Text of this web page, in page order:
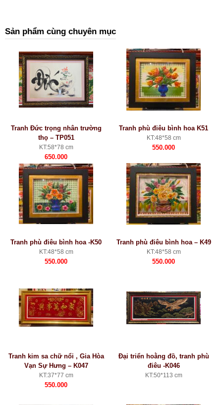
Sản phẩm cùng chuyên mục
Tranh Đức trọng nhân trường
thọ – TP051
KT:58*78 cm
650.000
Tranh phù điêu bình hoa K51
KT:48*58 cm
550.000
Tranh phù điêu bình hoa -K50
KT:48*58 cm
550.000
Tranh phù điêu bình hoa – K49
KT:48*58 cm
550.000
Tranh kim sa chữ nổi , Gia Hòa
Vạn Sự Hưng – K047
KT:37*77 cm
550.000
Đại triển hoằng đồ, tranh phù
điêu -K046
KT:50*113 cm